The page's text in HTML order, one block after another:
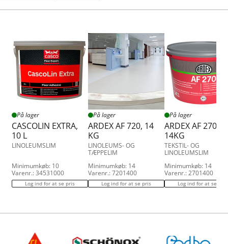
På lager
CASCOLIN EXTRA,
10 L
LINOLEUMSLIM
Minimumkøb: 10
Varenr.: 34531000
Log ind for at se pris
På lager
ARDEX AF 720, 14
KG
LINOLEUMS- OG
TÆPPELIM
Minimumkøb: 14
Varenr.: 7201400
Log ind for at se pris
På lager
ARDEX AF 270,
14KG
TEKSTIL- OG
LINOLEUMSLIM
Minimumkøb: 14
Varenr.: 2701400
Log ind for at se pris